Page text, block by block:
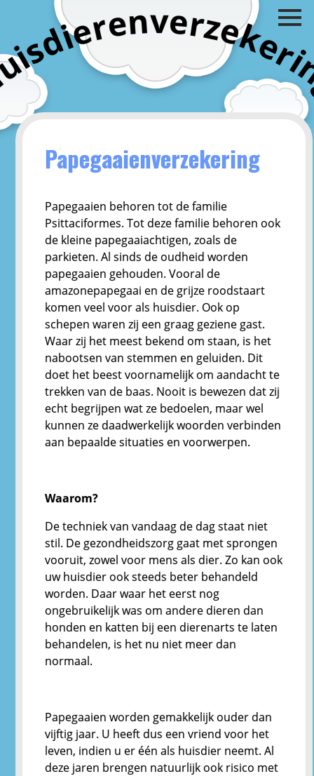
i
sd
ierenverzeke
r
i
Papegaaienverzekering
Papegaaien behoren tot de familie
Psittaciformes. Tot deze familie behoren ook
de kleine papegaaiachtigen, zoals de
parkieten. Al sinds de oudheid worden
papegaaien gehouden. Vooral de
amazonepapegaai en de grijze roodstaart
komen veel voor als huisdier. Ook op
schepen waren zij een graag geziene gast.
Waar zij het meest bekend om staan, is het
nabootsen van stemmen en geluiden. Dit
doet het beest voornamelijk om aandacht te
trekken van de baas. Nooit is bewezen dat zij
echt begrijpen wat ze bedoelen, maar wel
kunnen ze daadwerkelijk woorden verbinden
aan bepaalde situaties en voorwerpen.
Waarom?
De techniek van vandaag de dag staat niet
stil. De gezondheidszorg gaat met sprongen
vooruit, zowel voor mens als dier. Zo kan ook
uw huisdier ook steeds beter behandeld
worden. Daar waar het eerst nog
ongebruikelijk was om andere dieren dan
honden en katten bij een dierenarts te laten
behandelen, is het nu niet meer dan
normaal.
Papegaaien worden gemakkelijk ouder dan
vijftig jaar. U heeft dus een vriend voor het
leven, indien u er één als huisdier neemt. Al
deze jaren brengen natuurlijk ook risico met